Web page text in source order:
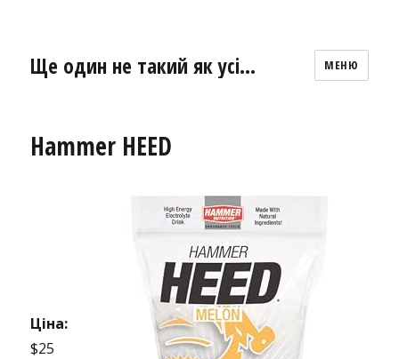
Ще один не такий як усі… МЕНЮ
Hammer HEED
Ціна:
$25